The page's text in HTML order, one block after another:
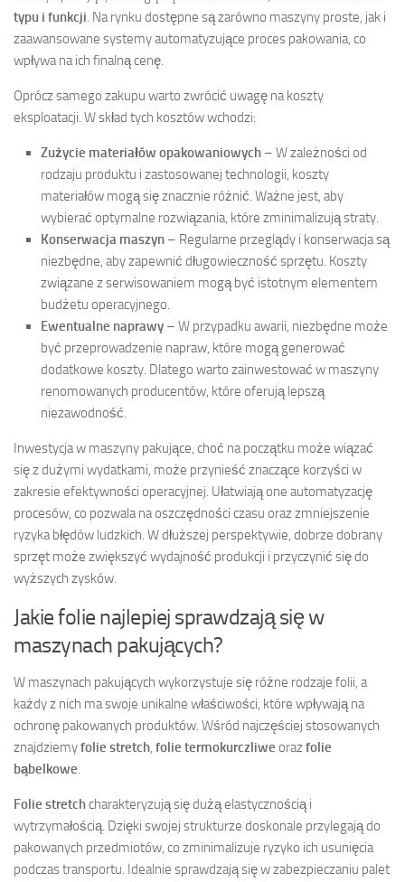
typu i funkcji. Na rynku dostępne są zarówno maszyny proste, jak i
zaawansowane systemy automatyzujące proces pakowania, co
wpływa na ich finalną cenę.
Oprócz samego zakupu warto zwrócić uwagę na koszty
eksploatacji. W skład tych kosztów wchodzi:
Zużycie materiałów opakowaniowych – W zależności od
rodzaju produktu i zastosowanej technologii, koszty
materiałów mogą się znacznie różnić. Ważne jest, aby
wybierać optymalne rozwiązania, które zminimalizują straty.
Konserwacja maszyn – Regularne przeglądy i konserwacja są
niezbędne, aby zapewnić długowieczność sprzętu. Koszty
związane z serwisowaniem mogą być istotnym elementem
budżetu operacyjnego.
Ewentualne naprawy – W przypadku awarii, niezbędne może
być przeprowadzenie napraw, które mogą generować
dodatkowe koszty. Dlatego warto zainwestować w maszyny
renomowanych producentów, które oferują lepszą
niezawodność.
Inwestycja w maszyny pakujące, choć na początku może wiązać
się z dużymi wydatkami, może przynieść znaczące korzyści w
zakresie efektywności operacyjnej. Ułatwiają one automatyzację
procesów, co pozwala na oszczędności czasu oraz zmniejszenie
ryzyka błędów ludzkich. W dłuższej perspektywie, dobrze dobrany
sprzęt może zwiększyć wydajność produkcji i przyczynić się do
wyższych zysków.
Jakie folie najlepiej sprawdzają się w
maszynach pakujących?
W maszynach pakujących wykorzystuje się różne rodzaje folii, a
każdy z nich ma swoje unikalne właściwości, które wpływają na
ochronę pakowanych produktów. Wśród najczęściej stosowanych
znajdziemyfolie stretch, folie termokurczliwe orazfolie
bąbelkowe.
Folie stretchcharakteryzują się dużą elastycznością i
wytrzymałością. Dzięki swojej strukturze doskonale przylegają do
pakowanych przedmiotów, co zminimalizuje ryzyko ich usunięcia
podczas transportu. Idealnie sprawdzają się w zabezpieczaniu palet